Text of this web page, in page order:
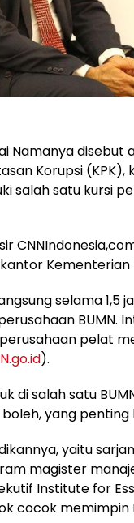
Namanya disebut
Korupsi (KPK),
salah satu kursi
Kementerian
selama 1,5
BUMN.
pelat
).
di salah satu
yang
yaitu
magister
Institute for
cocok memimpin